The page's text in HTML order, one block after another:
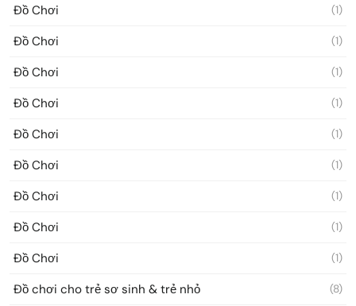
Đồ Chơi (1)
Đồ Chơi (1)
Đồ Chơi (1)
Đồ Chơi (1)
Đồ Chơi (1)
Đồ Chơi (1)
Đồ Chơi (1)
Đồ Chơi (1)
Đồ Chơi (1)
Đồ chơi cho trẻ sơ sinh & trẻ nhỏ (8)